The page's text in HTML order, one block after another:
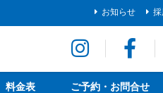
お知らせ 採
料金表 ご予約・お問合せ